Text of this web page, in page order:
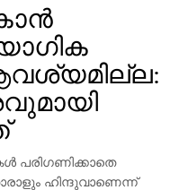
രാമേശ്വരം
ജീവന്‍
പ്രതി
നാട്ടുകാര്‍ പറയുന്നു.
അന്വേഷണം
പരിഗണിക്കാതെ
ഹിന്ദുവാണെന്ന്